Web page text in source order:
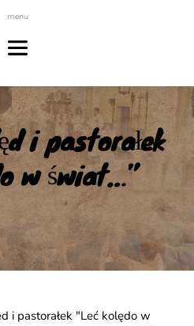
menu
i pastorałek
w świat…”
i pastorałek "Leć kolędo w